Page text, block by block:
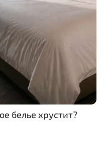
белье хрустит?